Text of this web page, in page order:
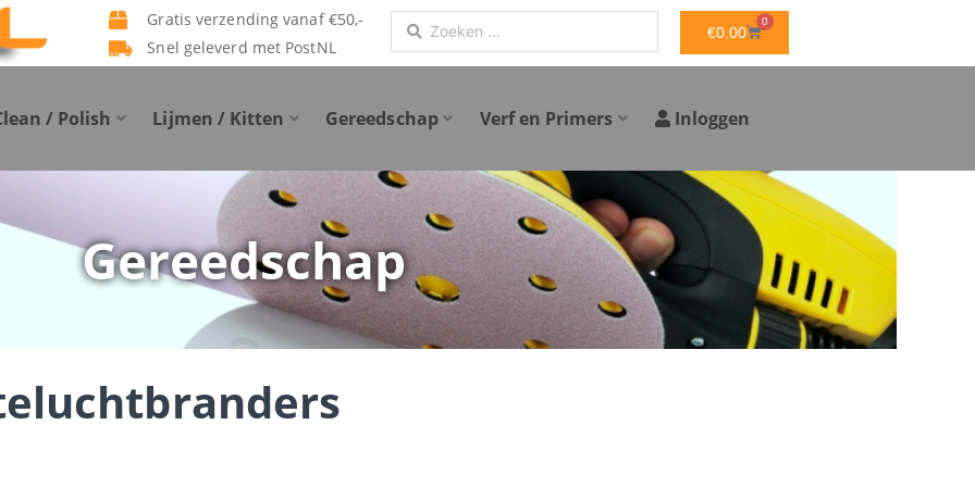
Gratis verzending vanaf €50,-
Snel geleverd met PostNL
Search
...
€0.00
0
WINKELWAGEN
/ Polish Lijmen / Kitten Gereedschap Verf en Primers Inloggen
Gereedschap